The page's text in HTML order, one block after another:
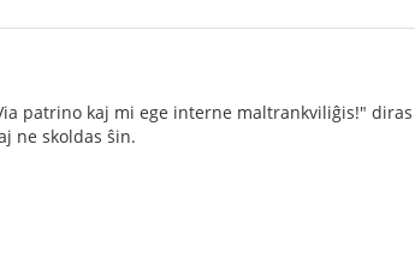
patrino kaj mi ege interne maltrankviliĝis!"
ne skoldas ŝin.